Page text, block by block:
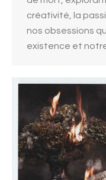
créativité, la
nos obsessions
existence et